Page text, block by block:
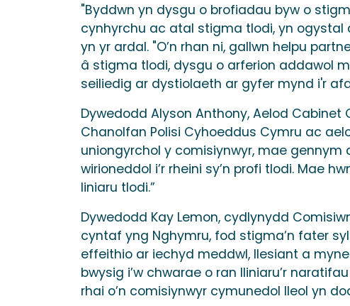
"Byddwn yn dysgu o brofiadau byw o
cynhyrchu ac atal stigma tlodi, yn
yn yr ardal. "O’n rhan ni, gallwn helpu
â stigma tlodi, dysgu o arferion addawol
seiliedig ar dystiolaeth ar gyfer mynd i'r
Dywedodd Alyson Anthony, Aelod
Chanolfan Polisi Cyhoeddus Cymru ac
uniongyrchol y comisiynwyr, mae
wirioneddol i’r rheini sy’n profi tlodi. Mae
liniaru tlodi.”
Dywedodd Kay Lemon, cydlynydd
cyntaf yng Nghymru, fod stigma’n fater
effeithio ar iechyd meddwl, llesiant a
bwysig i’w chwarae o ran lliniaru’r
rhai o’n comisiynwyr cymunedol lleol yn